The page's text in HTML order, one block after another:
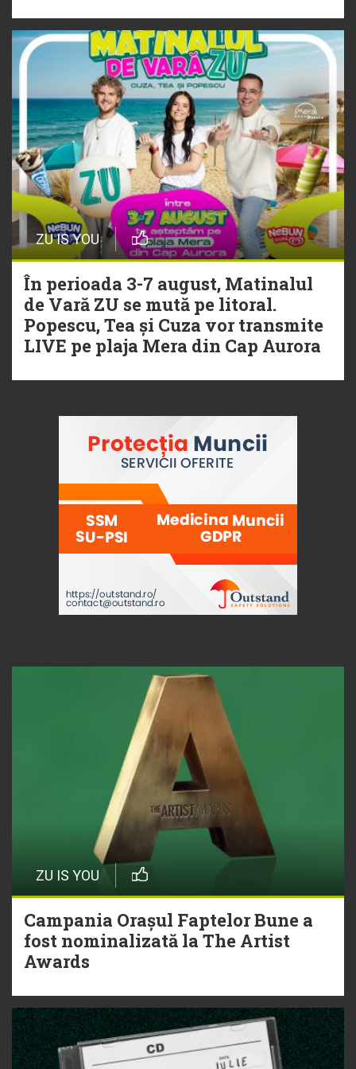
ZU IS YOU
În perioada 3-7 august, Matinalul
de Vară ZU se mută pe litoral.
Popescu, Tea și Cuza vor transmite
LIVE pe plaja Mera din Cap Aurora
ZU IS YOU
Campania Orașul Faptelor Bune a
fost nominalizată la The Artist
Awards